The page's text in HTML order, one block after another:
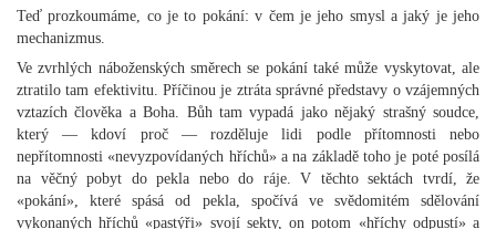
Teď prozkoumáme, co je to pokání: v čem je jeho smysl a jaký je jeho
mechanizmus.
Ve zvrhlých náboženských směrech se pokání také může vyskytovat, ale
ztratilo tam efektivitu. Příčinou je ztráta správné představy o vzájemných
vztazích člověka a Boha. Bůh tam vypadá jako nějaký strašný soudce,
který — kdoví proč — rozděluje lidi podle přítomnosti nebo
nepřítomnosti «nevyzpovídaných hříchů» a na základě toho je poté posílá
na věčný pobyt do pekla nebo do ráje. V těchto sektách tvrdí, že
«pokání», které spásá od pekla, spočívá ve svědomitém sdělování
vykonaných hříchů «pastýři» svojí sekty, on potom «hříchy odpustí» a